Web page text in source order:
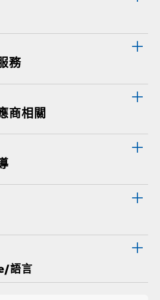
務
商相關
語言